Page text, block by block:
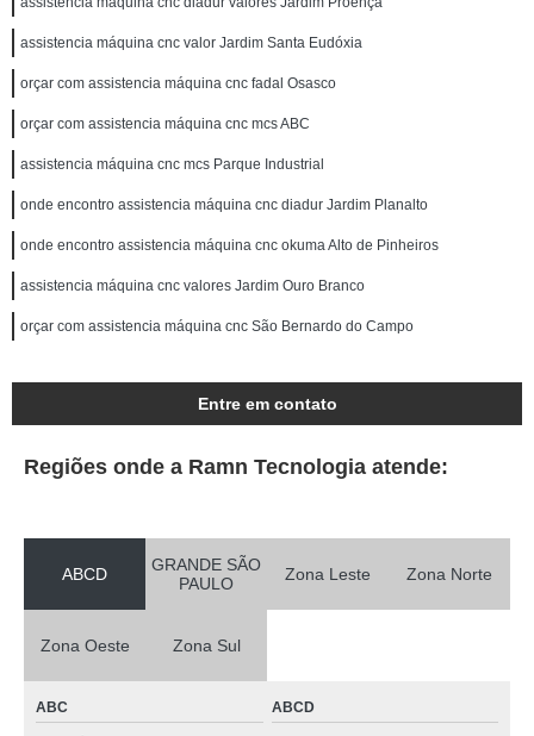
assistencia máquina cnc valor Jardim Santa Eudóxia
orçar com assistencia máquina cnc fadal Osasco
orçar com assistencia máquina cnc mcs ABC
assistencia máquina cnc mcs Parque Industrial
onde encontro assistencia máquina cnc diadur Jardim Planalto
onde encontro assistencia máquina cnc okuma Alto de Pinheiros
assistencia máquina cnc valores Jardim Ouro Branco
orçar com assistencia máquina cnc São Bernardo do Campo
Entre em contato
Regiões onde a Ramn Tecnologia atende:
ABCD
GRANDE SÃO
PAULO
Zona Leste Zona Norte
Zona Oeste Zona Sul
ABC ABCD